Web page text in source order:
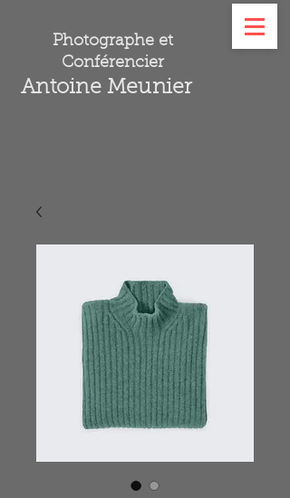
Antoine Meunier
Photographe et
Conférencier